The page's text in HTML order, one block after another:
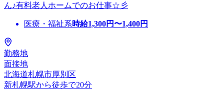
ん♪有料老人ホームでのお仕事☆彡
医療・福祉系時給1,300円〜1,400円
勤務地
面接地
北海道札幌市厚別区
新札幌駅から徒歩で20分